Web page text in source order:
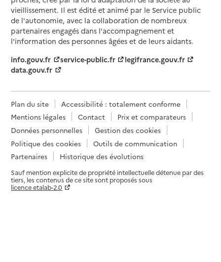
vieillissement. Il est édité et animé par le Service public
de l'autonomie, avec la collaboration de nombreux
partenaires engagés dans l'accompagnement et
l'information des personnes âgées et de leurs aidants.
info.gouv.fr
service-public.fr
legifrance.gouv.fr
data.gouv.fr
Plan du site
Accessibilité : totalement conforme
Mentions légales
Contact
Prix et comparateurs
Données personnelles
Gestion des cookies
Politique des cookies
Outils de communication
Partenaires
Historique des évolutions
Sauf mention explicite de propriété intellectuelle détenue par des
tiers, les contenus de ce site sont proposés sous
licence etalab-2.0